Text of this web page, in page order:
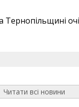
Тернопільщині
Читати всі новини